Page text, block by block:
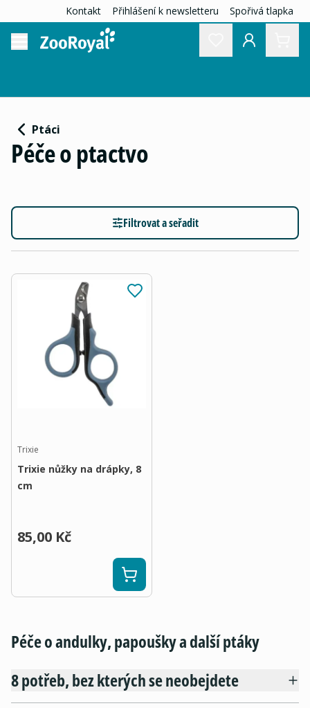
Kontakt Přihlášení k newsletteru Spořivá tlapka
Ptáci
Péče o ptactvo
Filtrovat a seřadit
Trixie
Trixie nůžky na drápky, 8
cm
85,00 Kč
Péče o andulky, papoušky a další ptáky
8 potřeb, bez kterých se neobejdete